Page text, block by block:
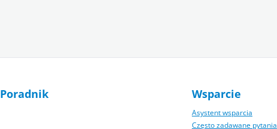
Poradnik Wsparcie
Asystent wsparcia
Często zadawane pytania